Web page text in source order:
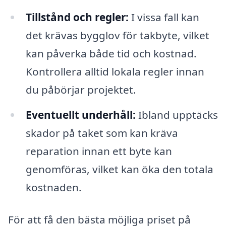
Tillstånd och regler: I vissa fall kan
det krävas bygglov för takbyte, vilket
kan påverka både tid och kostnad.
Kontrollera alltid lokala regler innan
du påbörjar projektet.
Eventuellt underhåll: Ibland upptäcks
skador på taket som kan kräva
reparation innan ett byte kan
genomföras, vilket kan öka den totala
kostnaden.
För att få den bästa möjliga priset på